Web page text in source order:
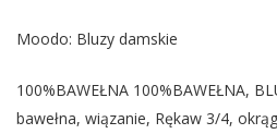
Moodo: Bluzy damskie
100%BAWEŁNA 100%BAWEŁNA,
bawełna, wiązanie, Rękaw 3/4,